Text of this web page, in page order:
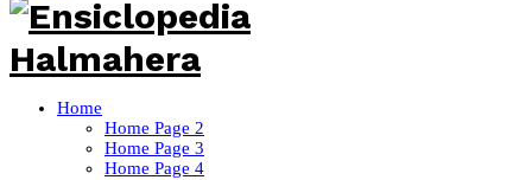
Home
Home Page 2
Home Page 3
Home Page 4